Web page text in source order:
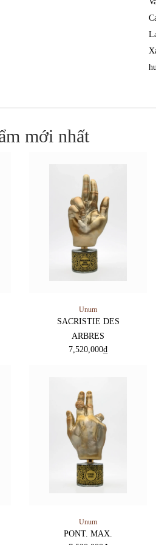
mới nhất
Unum
SACRISTIE DES
ARBRES
7,520,000₫
Unum
PONT. MAX.